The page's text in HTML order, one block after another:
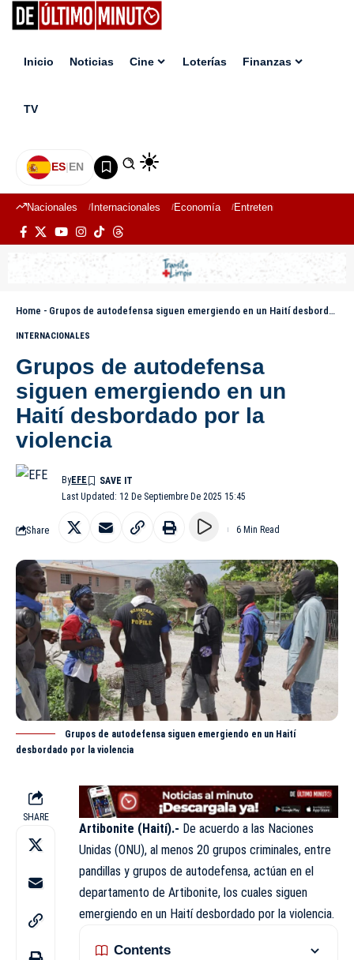
Inicio Noticias Cine Loterías Finanzas
TV
ES|EN
Nacionales Internacionales Economía Entretenimiento
Home - Grupos de autodefensa siguen emergiendo en un Haití desbordado por la violencia
INTERNACIONALES
Grupos de autodefensa
siguen emergiendo en un
Haití desbordado por la
violencia
Last Updated: 12 De Septiembre De 2025 15:45
ByEFE
Share 6 Min Read
Grupos de autodefensa siguen emergiendo en un Haití
desbordado por la violencia
SHARE
Artibonite (Haití).- De acuerdo a las Naciones
Unidas (ONU), al menos 20 grupos criminales, entre
pandillas y grupos de autodefensa, actúan en el
departamento de Artibonite, los cuales siguen
emergiendo en un Haití desbordado por la violencia.
Contents